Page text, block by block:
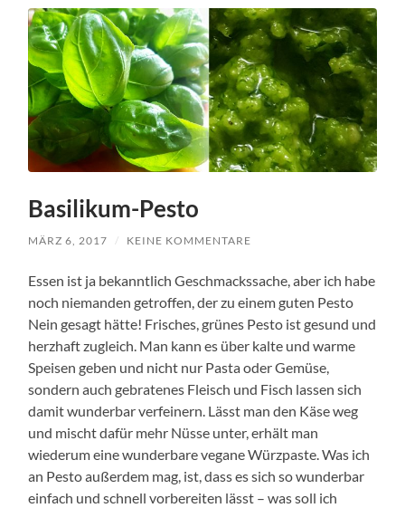
Basilikum-Pesto
MÄRZ 6, 2017 / KEINE KOMMENTARE
Essen ist ja bekanntlich Geschmackssache, aber ich habe
noch niemanden getroffen, der zu einem guten Pesto
Nein gesagt hätte! Frisches, grünes Pesto ist gesund und
herzhaft zugleich. Man kann es über kalte und warme
Speisen geben und nicht nur Pasta oder Gemüse,
sondern auch gebratenes Fleisch und Fisch lassen sich
damit wunderbar verfeinern. Lässt man den Käse weg
und mischt dafür mehr Nüsse unter, erhält man
wiederum eine wunderbare vegane Würzpaste. Was ich
an Pesto außerdem mag, ist, dass es sich so wunderbar
einfach und schnell vorbereiten lässt – was soll ich